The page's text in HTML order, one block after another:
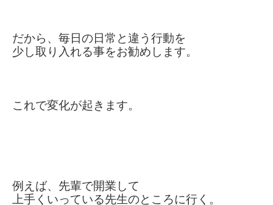
だから、毎日の日常と違う行動を
少し取り入れる事をお勧めします。
これで変化が起きます。
例えば、先輩で開業して
上手く いっている先生のところに行く。